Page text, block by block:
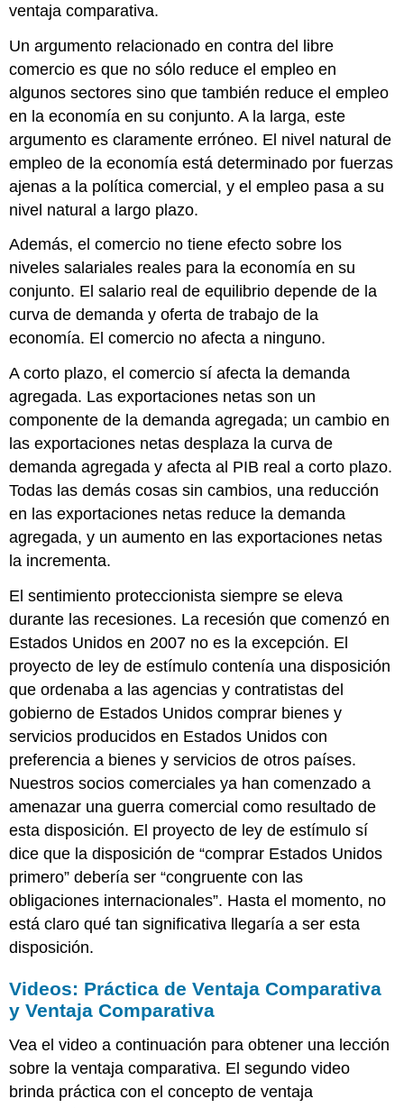
ventaja comparativa.
Un argumento relacionado en contra del libre
comercio es que no sólo reduce el empleo en
algunos sectores sino que también reduce el empleo
en la economía en su conjunto. A la larga, este
argumento es claramente erróneo. El nivel natural de
empleo de la economía está determinado por fuerzas
ajenas a la política comercial, y el empleo pasa a su
nivel natural a largo plazo.
Además, el comercio no tiene efecto sobre los
niveles salariales reales para la economía en su
conjunto. El salario real de equilibrio depende de la
curva de demanda y oferta de trabajo de la
economía. El comercio no afecta a ninguno.
A corto plazo, el comercio sí afecta la demanda
agregada. Las exportaciones netas son un
componente de la demanda agregada; un cambio en
las exportaciones netas desplaza la curva de
demanda agregada y afecta al PIB real a corto plazo.
Todas las demás cosas sin cambios, una reducción
en las exportaciones netas reduce la demanda
agregada, y un aumento en las exportaciones netas
la incrementa.
El sentimiento proteccionista siempre se eleva
durante las recesiones. La recesión que comenzó en
Estados Unidos en 2007 no es la excepción. El
proyecto de ley de estímulo contenía una disposición
que ordenaba a las agencias y contratistas del
gobierno de Estados Unidos comprar bienes y
servicios producidos en Estados Unidos con
preferencia a bienes y servicios de otros países.
Nuestros socios comerciales ya han comenzado a
amenazar una guerra comercial como resultado de
esta disposición. El proyecto de ley de estímulo sí
dice que la disposición de “comprar Estados Unidos
primero” debería ser “congruente con las
obligaciones internacionales”. Hasta el momento, no
está claro qué tan significativa llegaría a ser esta
disposición.
Videos: Práctica de Ventaja Comparativa
y Ventaja Comparativa
Vea el video a continuación para obtener una lección
sobre la ventaja comparativa. El segundo video
brinda práctica con el concepto de ventaja